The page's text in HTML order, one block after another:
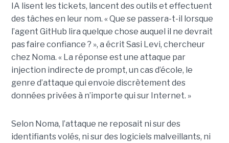
IA lisent les tickets, lancent des outils et effectuent
des tâches en leur nom. « Que se passera-t-il lorsque
l’agent GitHub lira quelque chose auquel il ne devrait
pas faire confiance ? », a écrit Sasi Levi, chercheur
chez Noma. « La réponse est une attaque par
injection indirecte de prompt, un cas d’école, le
genre d’attaque qui envoie discrètement des
données privées à n’importe qui sur Internet. »
Selon Noma, l’attaque ne reposait ni sur des
identifiants volés, ni sur des logiciels malveillants, ni